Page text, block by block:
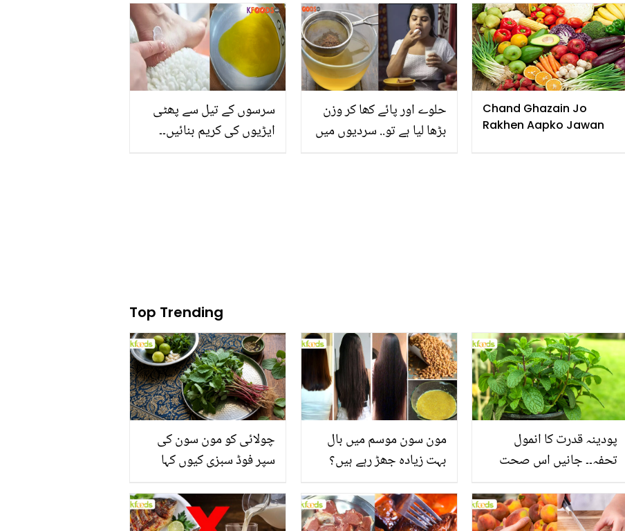
برسات کردی! پوسٹ وائرل
نقصان بھی جان لیں جو
صحت کے مسائل کا باعث
بن سکتے ہیں
جانیں درد کو کم کرنے کے
گھریلو مگر کارآمد ٹوٹکے
سرسوں کے تیل سے پھٹی
ایڑیوں کی کریم بنائیں۔۔
حلوے اور پائے کھا کر وزن
بڑھا لیا ہے تو.. سردیوں میں
Chand Ghazain Jo
Rakhen Aapko Jawan
Top Trending
چولائی کو مون سون کی
سپر فوڈ سبزی کیوں کہا
منرلز اور اینٹی آکسیڈنٹس
سے بھرپور اس سبزی کے
مون سون موسم میں بال
بہت زیادہ جھڑ رہے ہیں؟
بنانے کے چند قدرتی طریقے
پودینہ قدرت کا انمول
تحفہ۔۔ جانیں اس صحت
انگیز طبی فوائد